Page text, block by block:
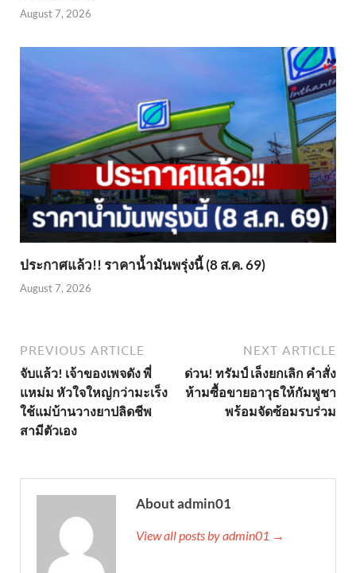
August 7, 2026
ประกาศแล้ว!! ราคาน้ำมันพรุ่งนี้ (8 ส.ค. 69)
August 7, 2026
PREVIOUS ARTICLE
จับแล้ว! เจ้าของเพจดัง พี่
แหม่ม หัวใจใหญ่กว่ามะเร็ง
ใช้แม่บ้านวางยาปลิดชีพ
สามีตัวเอง
NEXT ARTICLE
ด่วน! ทรัมป์ เล็งยกเลิก คำสั่ง
ห้ามซื้อขายอาวุธให้กัมพูชา
พร้อมจัดซ้อมรบร่วม
About admin01
View all posts by admin01 →